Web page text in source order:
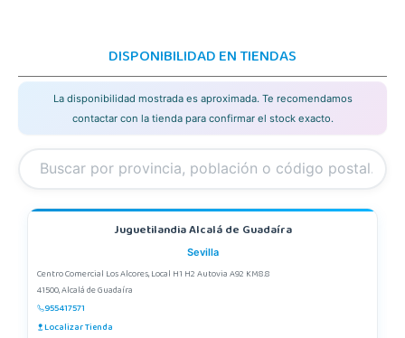
DISPONIBILIDAD EN TIENDAS
La disponibilidad mostrada es aproximada. Te recomendamos
contactar con la tienda para confirmar el stock exacto.
Juguetilandia Alcalá de Guadaíra
Sevilla
Centro Comercial Los Alcores, Local H1 H2 Autovia A92 KM8.8
41500, Alcalá de Guadaíra
955417571
Localizar Tienda